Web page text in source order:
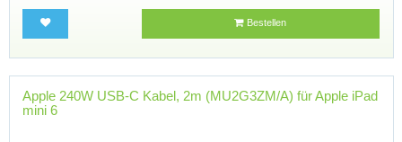
Bestellen
Apple 240W USB-C Kabel, 2m (MU2G3ZM/A) für Apple iPad
mini 6